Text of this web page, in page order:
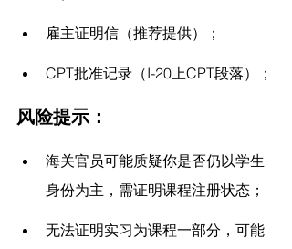
雇主证明信（推荐提供）；
CPT批准记录（I-20上CPT段落）；
风险提示：
海关官员可能质疑你是否仍以学生
身份为主，需证明课程注册状态；
无法证明实习为课程一部分，可能